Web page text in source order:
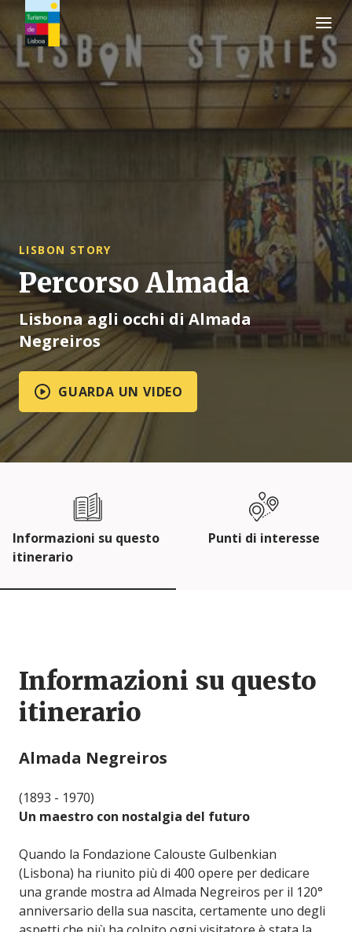
Logo di Turismo de Lisboa
LISBON STORY
Percorso Almada
Lisbona agli occhi di Almada
Negreiros
GUARDA UN VIDEO
Informazioni su questo
itinerario
Punti di interesse
Informazioni su questo
itinerario
Almada Negreiros
(1893 - 1970)
Un maestro con nostalgia del futuro
Quando la Fondazione Calouste Gulbenkian
(Lisbona) ha riunito più di 400 opere per dedicare
una grande mostra ad Almada Negreiros per il 120°
anniversario della sua nascita, certamente uno degli